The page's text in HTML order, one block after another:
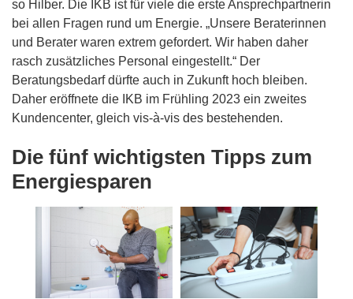
so Hilber. Die IKB ist für viele die erste Ansprechpartnerin
bei allen Fragen rund um Energie. „Unsere Beraterinnen
und Berater waren extrem gefordert. Wir haben daher
rasch zusätzliches Personal eingestellt.“ Der
Beratungsbedarf dürfte auch in Zukunft hoch bleiben.
Daher eröffnete die IKB im Frühling 2023 ein zweites
Kundencenter, gleich vis-à-vis des bestehenden.
Die fünf wichtigsten Tipps zum
Energiesparen